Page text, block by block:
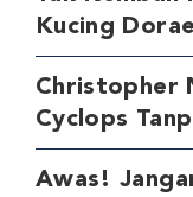
Kucing
Christopher
Cyclops
Awas!